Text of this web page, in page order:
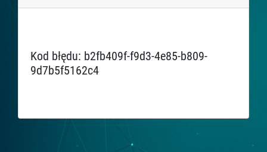
Kod błędu: b2fb409f-f9d3-4e85-b809-
9d7b5f5162c4